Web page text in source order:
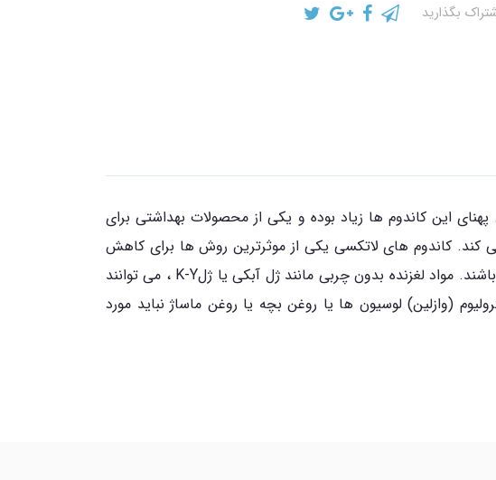
بگذارید
این کاندوم ها زیاد بوده و یکی از محصولات بهداشتی برای
می کند. کاندوم های لاتکسی یکی از موثرترین روش ها برای کاهش
خطر عفونت ناشی از ویروس های عامل ایجاد بیماری ایدز و یا سایر بیماری های انتقالی از راه جنسی می باشند. مواد لغزنده بدون چربی مانند ژل آبکی یا ژلK-Y ، می توانند
(وازلین) لوسیون ها یا روغن بچه یا روغن ماساژ نباید مورد